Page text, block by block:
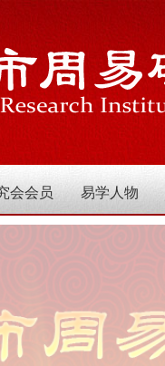
会会员 易学人物